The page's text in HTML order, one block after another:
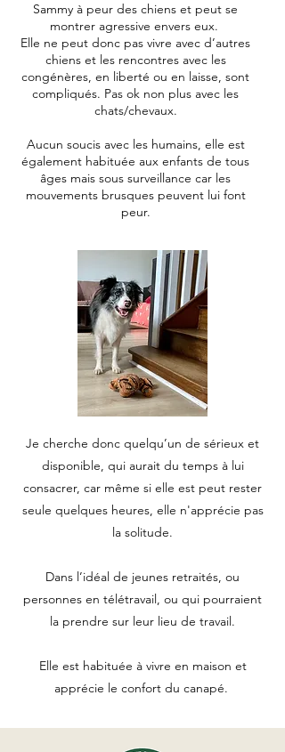
Sammy à peur des chiens et peut se
montrer agressive envers eux.
Elle ne peut donc pas vivre avec d’autres
chiens et les rencontres avec les
congénères, en liberté ou en laisse, sont
compliqués. Pas ok non plus avec les
chats/chevaux.
Aucun soucis avec les humains, elle est
également habituée aux enfants de tous
âges mais sous surveillance car les
mouvements brusques peuvent lui font
peur.
Je cherche donc quelqu’un de sérieux et
disponible, qui aurait du temps à lui
consacrer, car même si elle est peut rester
seule quelques heures, elle n'apprécie pas
la solitude.
Dans l’idéal de jeunes retraités, ou
personnes en télétravail, ou qui pourraient
la prendre sur leur lieu de travail.
Elle est habituée à vivre en maison et
apprécie le confort du canapé.